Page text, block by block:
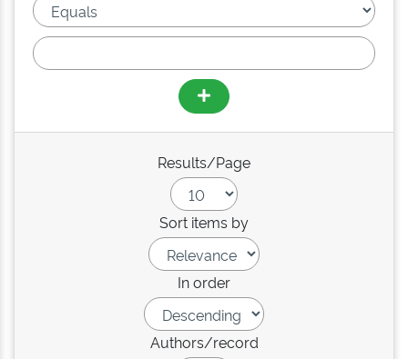
Results/Page
Sort items by
In order
Authors/record